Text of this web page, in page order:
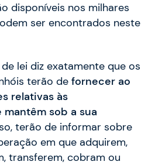
disponíveis nos milhares
ser encontrados neste
lei diz exatamente que os
terão de fornecer ao
relativas às
sob a sua
terão de informar sobre
em que adquirem,
transferem, cobram ou